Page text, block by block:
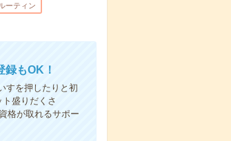
ーティン
もOK！
すを押したりと初
盛りだくさ
格が取れるサポー